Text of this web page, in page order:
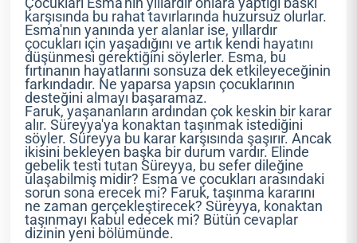
Çocukları Esma'nın yıllardır onlara yaptığı baskı
karşısında bu rahat tavırlarında huzursuz olurlar.
Esma'nın yanında yer alanlar ise, yıllardır
çocukları için yaşadığını ve artık kendi hayatını
düşünmesi gerektiğini söylerler. Esma, bu
fırtınanın hayatlarını sonsuza dek etkileyeceğinin
farkındadır. Ne yaparsa yapsın çocuklarının
desteğini almayı başaramaz.
Faruk, yaşananların ardından çok keskin bir karar
alır. Süreyya'ya konaktan taşınmak istediğini
söyler. Süreyya bu karar karşısında şaşırır. Ancak
ikisini bekleyen başka bir durum vardır. Elinde
gebelik testi tutan Süreyya, bu sefer dileğine
ulaşabilmiş midir? Esma ve çocukları arasındaki
sorun sona erecek mi? Faruk, taşınma kararını
ne zaman gerçekleştirecek? Süreyya, konaktan
taşınmayı kabul edecek mi? Bütün cevaplar
dizinin yeni bölümünde.